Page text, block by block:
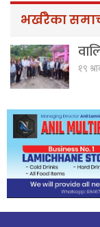
भर्खरैका
१९